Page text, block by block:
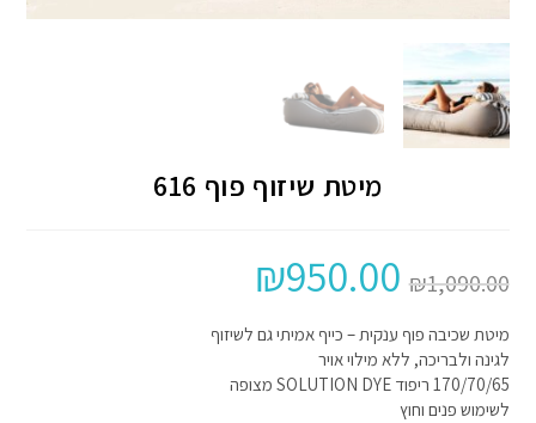
מיטת שיזוף פוף 616
₪1,090.00
₪950.00
מיטת שכיבה פוף ענקית – כייף אמיתי גם לשיזוף
לגינה ולבריכה, ללא מילוי אויר
170/70/65 ריפוד SOLUTION DYE מצופה
לשימוש פנים וחוץ